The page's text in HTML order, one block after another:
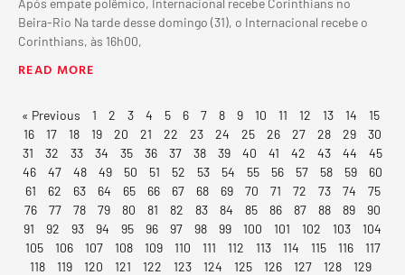
Beira-Rio Na tarde desse domingo (31), o Internacional recebe o
Corinthians, às 16h00,
READ MORE
« Previous 1 2 3 4 5 6 7 8 9 10 11 12 13 14
15
16
17 18 19 20 21 22 23 24 25 26 27 28 29
30
31
32 33 34 35 36 37 38 39 40 41 42 43 44
45
46
47 48 49 50 51 52 53 54 55 56 57 58 59
60
61
62 63 64 65 66 67 68 69 70 71 72 73 74
75
76
77 78 79 80 81 82 83 84 85 86 87 88 89
90
91
92 93 94 95 96 97 98 99 100 101 102 103
104
105
106 107 108 109 110 111 112 113 114 115 116
117
118
119 120 121 122 123 124 125 126 127 128
129